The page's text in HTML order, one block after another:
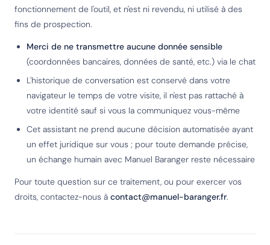
fonctionnement de l'outil, et n'est ni revendu, ni utilisé à des
fins de prospection.
Merci de ne transmettre aucune donnée sensible
(coordonnées bancaires, données de santé, etc.) via le chat
L'historique de conversation est conservé dans votre
navigateur le temps de votre visite, il n'est pas rattaché à
votre identité sauf si vous la communiquez vous-même
Cet assistant ne prend aucune décision automatisée ayant
un effet juridique sur vous ; pour toute demande précise,
un échange humain avec Manuel Baranger reste nécessaire
Pour toute question sur ce traitement, ou pour exercer vos
droits, contactez-nous à contact@manuel-baranger.fr.